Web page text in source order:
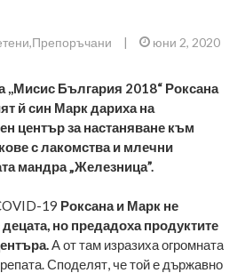
,Препоръчани | юни 2, 2020
,,Мисис България 2018“ Роксана
й син Марк дариха на
център за настаняване към
с лакомства и млечни
мандра „Железница”.
19 Роксана и Марк не
но предадоха продуктите
А от там изразиха огромната
Споделят, че той е държавно